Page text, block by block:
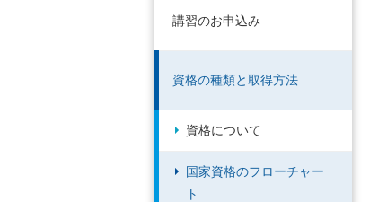
講習のお申込み
資格の種類と取得方法
資格について
国家資格のフローチャー
ト